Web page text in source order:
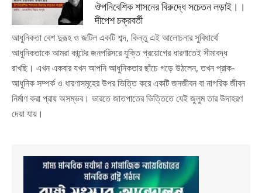
ঔপনিবেশিক শাসনের বিরুদ্ধে সচেতন লড়াই।।
দীপেশ চক্রবর্তী
আধুনিকতা বেশ দুরূহ ও জটিল একটি শব্দ, কিন্তু এই আলোচনার সুবিধার্থে
আধুনিকতাকে আমরা কান্টের জনপরিসরে যুক্তি প্রয়োগের ধারণাতেই সীমাবদ্ধ
রাখছি। এখন একবার যখন আপনি আধুনিকতার ছাঁচে গড়ে উঠলেন, তখন প্রাক-
আধুনিক সম্পর্ক ও ধারণাসমূহের উপর ভিত্তি করে একটি জনজীবন বা নাগরিক জীবন
নির্মাণ করা প্রায় অসম্ভব। ভারতে জাতপাতের ভিত্তিতে যেই জুলুম তার উদাহরণ
দেয়া যায়।